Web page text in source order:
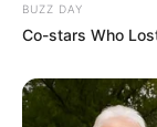
BUZZ DAY
Co-stars Who